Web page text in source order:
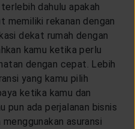
dahulu apakah
memiliki rekanan dengan
dekat rumah dengan
kamu ketika perlu
dengan cepat. Lebih
yang kamu pilih
ketika kamu dan
pun ada perjalanan bisnis
asuransi